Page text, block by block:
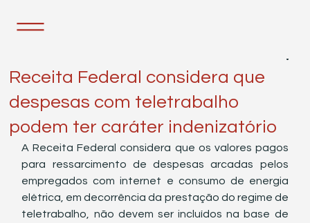
Receita Federal considera que
despesas com teletrabalho
podem ter caráter indenizatório
A Receita Federal considera que os valores pagos
para ressarcimento de despesas arcadas pelos
empregados com internet e consumo de energia
elétrica, em decorrência da prestação do regime de
teletrabalho, não devem ser incluídos na base de